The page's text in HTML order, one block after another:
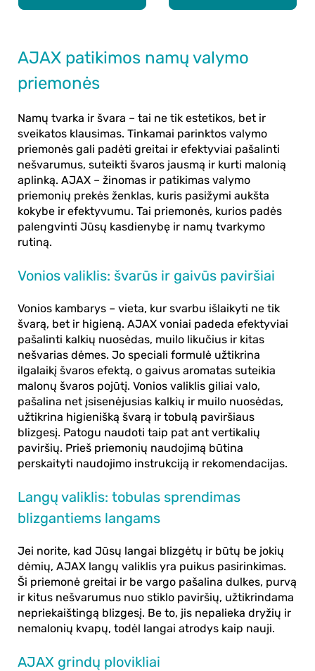
AJAX patikimos namų valymo
priemonės
Namų tvarka ir švara – tai ne tik estetikos, bet ir
sveikatos klausimas. Tinkamai parinktos valymo
priemonės gali padėti greitai ir efektyviai pašalinti
nešvarumus, suteikti švaros jausmą ir kurti malonią
aplinką. AJAX – žinomas ir patikimas valymo
priemonių prekės ženklas, kuris pasižymi aukšta
kokybe ir efektyvumu. Tai priemonės, kurios padės
palengvinti Jūsų kasdienybę ir namų tvarkymo
rutiną.
Vonios valiklis: švarūs ir gaivūs paviršiai
Vonios kambarys – vieta, kur svarbu išlaikyti ne tik
švarą, bet ir higieną. AJAX voniai padeda efektyviai
pašalinti kalkių nuosėdas, muilo likučius ir kitas
nešvarias dėmes. Jo speciali formulė užtikrina
ilgalaikį švaros efektą, o gaivus aromatas suteikia
malonų švaros pojūtį. Vonios valiklis giliai valo,
pašalina net įsisenėjusias kalkių ir muilo nuosėdas,
užtikrina higienišką švarą ir tobulą paviršiaus
blizgesį. Patogu naudoti taip pat ant vertikalių
paviršių. Prieš priemonių naudojimą būtina
perskaityti naudojimo instrukciją ir rekomendacijas.
Langų valiklis: tobulas sprendimas
blizgantiems langams
Jei norite, kad Jūsų langai blizgėtų ir būtų be jokių
dėmių, AJAX langų valiklis yra puikus pasirinkimas.
Ši priemonė greitai ir be vargo pašalina dulkes, purvą
ir kitus nešvarumus nuo stiklo paviršių, užtikrindama
nepriekaištingą blizgesį. Be to, jis nepalieka dryžių ir
nemalonių kvapų, todėl langai atrodys kaip nauji.
AJAX grindų plovikliai